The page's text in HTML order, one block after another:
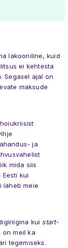
lakooniline, kuid
ei kehtesta
Segasel ajal on
maksude
ja
mida siis
kui
läheb meie
kui start-
on meil ka
tegemiseks.